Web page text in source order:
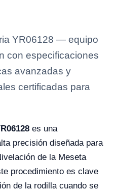
YR06128 — equipo
con especificaciones
avanzadas y
certificadas para
es una
precisión diseñada para
de la Meseta
procedimiento es clave
de la rodilla cuando se